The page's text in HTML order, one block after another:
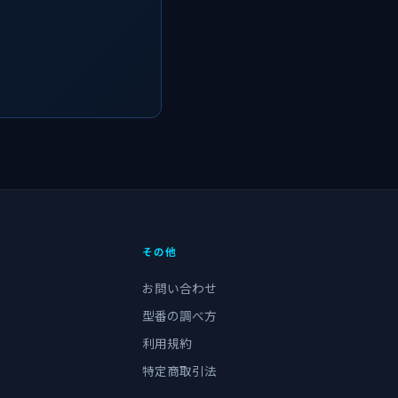
その他
お問い合わせ
型番の調べ方
利用規約
特定商取引法